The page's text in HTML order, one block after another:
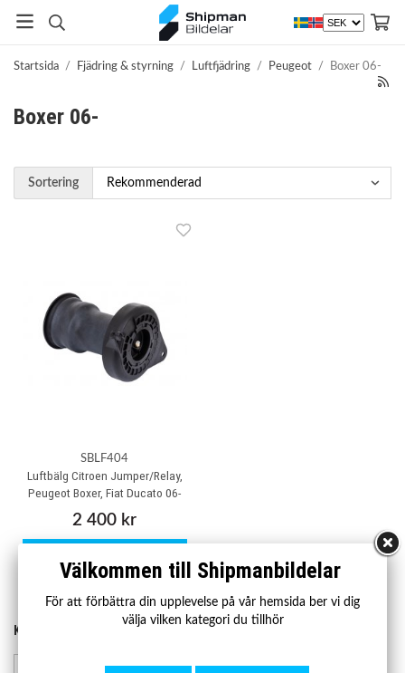
Startsida / Fjädring & styrning / Luftfjädring / Peugeot / Boxer 06-
Boxer 06-
Sortering
SBLF404
Luftbälg Citroen Jumper/Relay,
Peugeot Boxer, Fiat Ducato 06-
2 400 kr
KONTAKTA OSS
Välkommen till Shipmanbildelar
För att förbättra din upplevelse på vår hemsida ber vi dig
välja vilken kategori du tillhör